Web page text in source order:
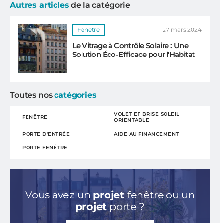
Autres articles de la catégorie
Fenêtre 27 mars 2024
Le Vitrage à Contrôle Solaire : Une
Solution Éco-Efficace pour l'Habitat
Toutes noscatégories
FENÊTRE
VOLET ET BRISE SOLEIL
ORIENTABLE
PORTE D'ENTRÉE AIDE AU FINANCEMENT
PORTE FENÊTRE
Vous avez un projetfenêtre ou un
projetporte ?